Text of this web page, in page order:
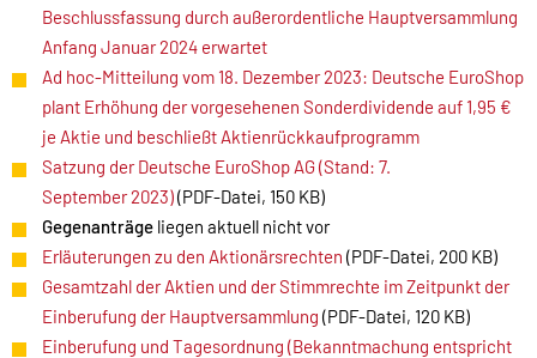
Beschlussfassung durch außerordentliche Hauptversammlung
Anfang Januar 2024 erwartet
Ad hoc-Mitteilung vom 18. Dezember 2023: Deutsche EuroShop
plant Erhöhung der vorgesehenen Sonderdividende auf 1,95 €
je Aktie und beschließt Aktienrückkaufprogramm
Satzung der Deutsche EuroShop AG (Stand: 7.
September 2023)(PDF-Datei, 150 KB)
Gegenanträge liegen aktuell nicht vor
Erläuterungen zu den Aktionärsrechten (PDF-Datei, 200 KB)
Gesamtzahl der Aktien und der Stimmrechte im Zeitpunkt der
Einberufung der Hauptversammlung (PDF-Datei, 120 KB)
Einberufung und Tagesordnung (Bekanntmachung entspricht